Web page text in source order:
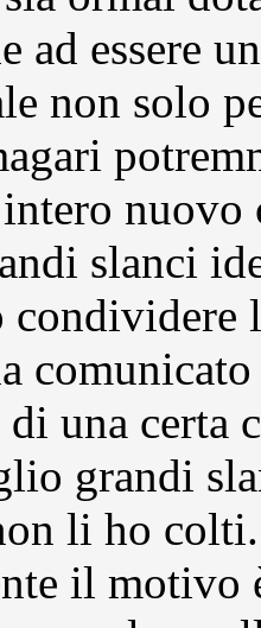
ad essere
non solo
slanci
di una certa
grandi
li ho colti.
il motivo